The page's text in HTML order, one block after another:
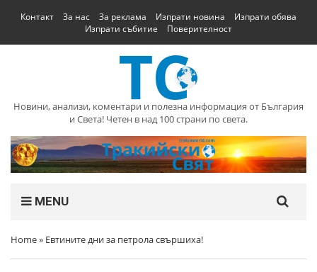
Контакт За нас За реклама Изпрати новина
Изпрати обява
Изпрати събитие
Поверителност
Новини, анализи, коментари и полезна информация от България
и Света! Четен в над 100 страни по света.
MENU
Home» Евтините дни за петрола свършиха!